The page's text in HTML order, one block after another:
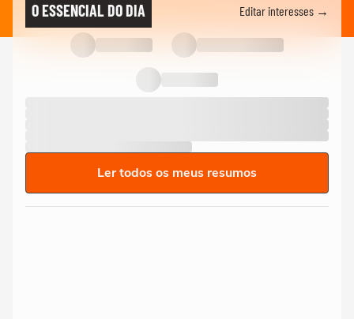
O ESSENCIAL DO DIA Editar interesses →
Ler todos os meus resumos